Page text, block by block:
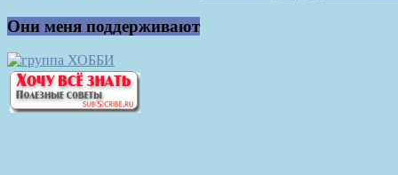
Они меня поддерживают